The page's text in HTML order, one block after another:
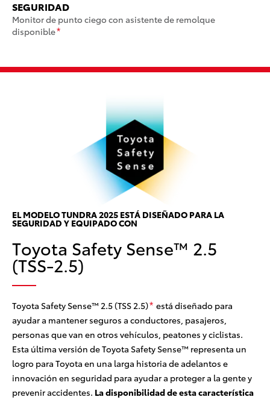
SEGURIDAD
Monitor de punto ciego con asistente de remolque
disponible*
EL MODELO TUNDRA 2025 ESTÁ DISEÑADO PARA LA
SEGURIDAD Y EQUIPADO CON
Toyota Safety Sense™ 2.5
(TSS-2.5)
Toyota Safety Sense™ 2.5 (TSS 2.5)* está diseñado para
ayudar a mantener seguros a conductores, pasajeros,
personas que van en otros vehículos, peatones y ciclistas.
Esta última versión de Toyota Safety Sense™ representa un
logro para Toyota en una larga historia de adelantos e
innovación en seguridad para ayudar a proteger a la gente y
prevenir accidentes. La disponibilidad de esta característica